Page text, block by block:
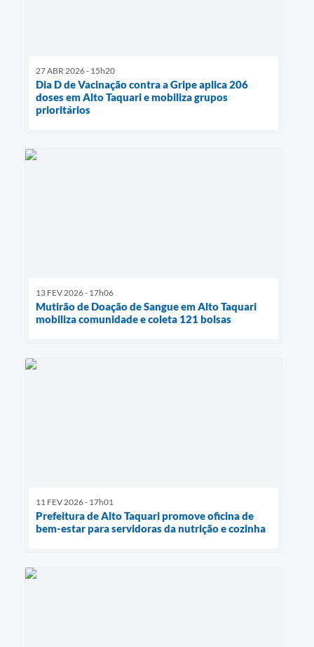
27 ABR 2026 - 15h20
Dia D de Vacinação contra a Gripe aplica 206
doses em Alto Taquari e mobiliza grupos
prioritários
13 FEV 2026 - 17h06
Mutirão de Doação de Sangue em Alto Taquari
mobiliza comunidade e coleta 121 bolsas
11 FEV 2026 - 17h01
Prefeitura de Alto Taquari promove oficina de
bem-estar para servidoras da nutrição e cozinha